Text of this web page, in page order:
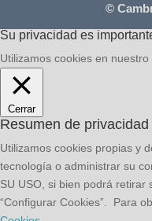
©
Su privacidad es
Utilizamos cookies en
Cerrar
Resumen de privacidad
Utilizamos cookies propias y
tecnología o administrar su
SU USO, si bien podrá retirar
“Configurar Cookies”. Para